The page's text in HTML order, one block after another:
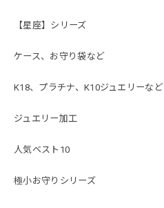
【星座】シリーズ
ケース、お守り袋など
K18、プラチナ、K10ジュエリーなど
ジュエリー加工
人気ベスト10
極小お守りシリーズ